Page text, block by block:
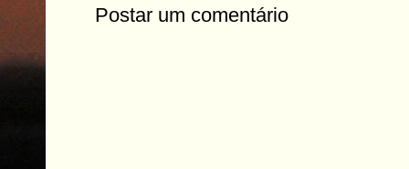
Postar um comentário